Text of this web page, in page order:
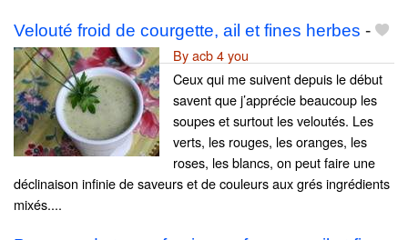
Velouté froid de courgette, ail et fines herbes -
By acb 4 you
Ceux qui me suivent depuis le début
savent que j’apprécie beaucoup les
soupes et surtout les veloutés. Les
verts, les rouges, les oranges, les
roses, les blancs, on peut faire une
déclinaison infinie de saveurs et de couleurs aux grés ingrédients
mixés....